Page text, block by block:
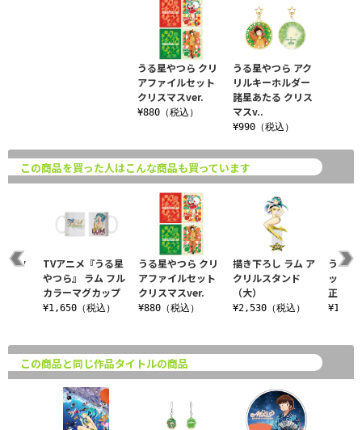
うる星やつら クリ
アファイルセット
クリスマスver.
¥880（税込）
うる星やつら アク
リルキーホルダー
諸星あたる クリス
マスv..
¥990（税込）
この商品を買った人はこんな商品も買っています
うる星やつら クリ
アファイルセット
クリスマスver.
¥880（税込）
描き下ろし ラム ア
クリルスタンド
（大）
¥2,530（税込）
うる
ッド
正月
¥1,320
アク
TVアニメ『うる星
やつら』 ラム フル
カラーマグカップ
¥1,650（税込）
この商品と同じ作品タイトルの商品